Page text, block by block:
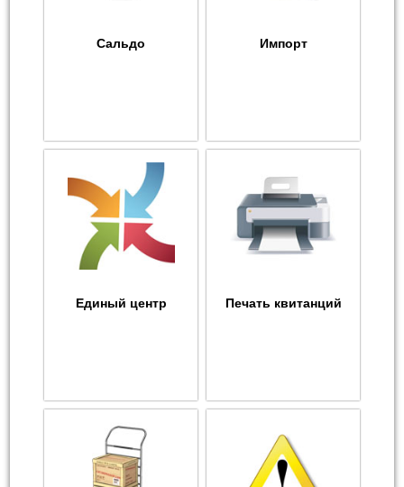
Сальдо Импорт
Единый центр Печать квитанций